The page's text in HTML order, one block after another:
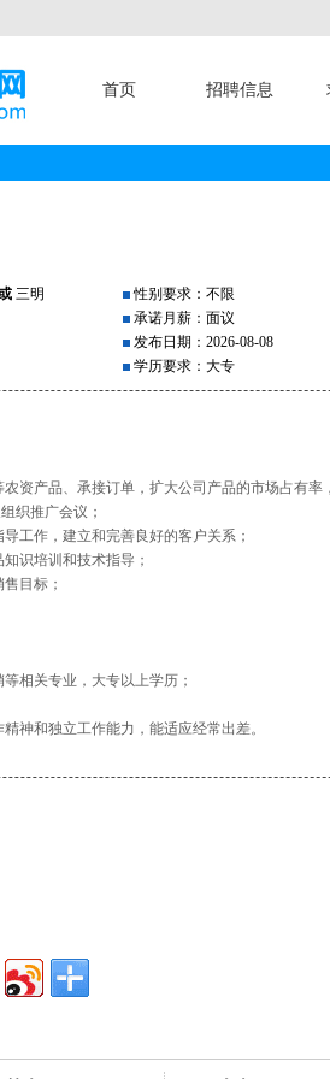
首页 招聘信息
三明
性别要求：不限
承诺月薪：面议
发布日期：2026-08-08
学历要求：大专
资产品、承接订单，扩大公司产品的市场占有率
织推广会议；
工作，建立和完善良好的客户关系；
识培训和技术指导；
目标；
相关专业，大专以上学历；
神和独立工作能力，能适应经常出差。